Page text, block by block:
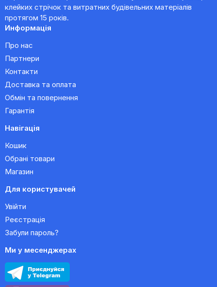
клейких стрічок та витратних будівельних матеріалів
протягом 15 років.
Информація
Про нас
Партнери
Контакти
Доставка та оплата
Обмін та повернення
Гарантія
Навігація
Кошик
Обрані товари
Магазин
Для користувачей
Увійти
Реєстрація
Забули пароль?
Ми у месенджерах